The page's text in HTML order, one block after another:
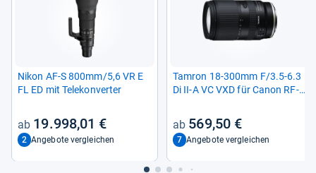
Nikon AF-​S 800mm/5,6 VR E
FL ED mit Tele­kon­ver­ter
19.998,01 €
2 Angebote vergleichen
Tam­ron 18-​300mm F/3.5-​6.3
Di II-​A VC VXD für Canon RF-​
569,50 €
7 Angebote vergleichen